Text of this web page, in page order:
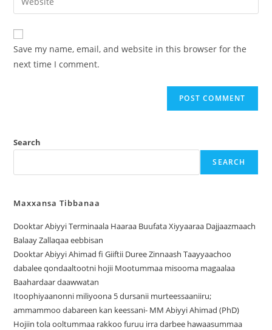
Save my name, email, and website in this browser for the
next time I comment.
Search
SEARCH
Maxxansa Tibbanaa
Dooktar Abiyyi Terminaala Haaraa Buufata Xiyyaaraa Dajjaazmaach
Balaay Zallaqaa eebbisan
Dooktar Abiyyi Ahimad fi Giiftii Duree Zinnaash Taayyaachoo
dabalee qondaaltootni hojii Mootummaa misooma magaalaa
Baahardaar daawwatan
Itoophiyaanonni miliyoona 5 dursanii murteessaaniiru;
ammammoo dabareen kan keessani- MM Abiyyi Ahimad (PhD)
Hojiin tola ooltummaa rakkoo furuu irra darbee hawaasummaa